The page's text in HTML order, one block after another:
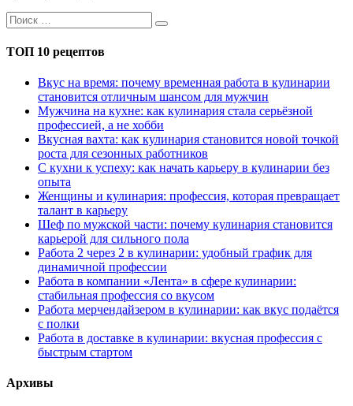
ТОП 10 рецептов
Вкус на время: почему временная работа в кулинарии
становится отличным шансом для мужчин
Мужчина на кухне: как кулинария стала серьёзной
профессией, а не хобби
Вкусная вахта: как кулинария становится новой точкой
роста для сезонных работников
С кухни к успеху: как начать карьеру в кулинарии без
опыта
Женщины и кулинария: профессия, которая превращает
талант в карьеру
Шеф по мужской части: почему кулинария становится
карьерой для сильного пола
Работа 2 через 2 в кулинарии: удобный график для
динамичной профессии
Работа в компании «Лента» в сфере кулинарии:
стабильная профессия со вкусом
Работа мерчендайзером в кулинарии: как вкус подаётся
с полки
Работа в доставке в кулинарии: вкусная профессия с
быстрым стартом
Архивы